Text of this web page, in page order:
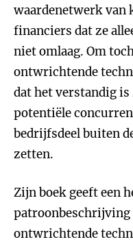
waardenetwerk van
financiers dat ze
niet omlaag. Om
ontwrichtende
dat het verstandig
potentiële
bedrijfsdeel buiten
zetten.
Zijn boek geeft een
ontwrichtende